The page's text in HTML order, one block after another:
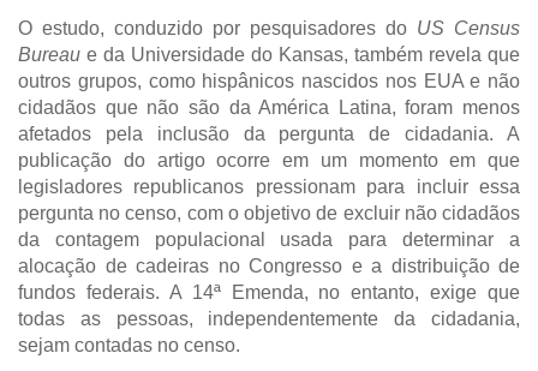
O estudo, conduzido por pesquisadores do US Census
Bureau e da Universidade do Kansas, também revela que
outros grupos, como hispânicos nascidos nos EUA e não
cidadãos que não são da América Latina, foram menos
afetados pela inclusão da pergunta de cidadania. A
publicação do artigo ocorre em um momento em que
legisladores republicanos pressionam para incluir essa
pergunta no censo, com o objetivo de excluir não cidadãos
da contagem populacional usada para determinar a
alocação de cadeiras no Congresso e a distribuição de
fundos federais. A 14ª Emenda, no entanto, exige que
todas as pessoas, independentemente da cidadania,
sejam contadas no censo.